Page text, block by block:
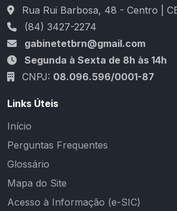
Rua Rui Barbosa, 48 - Centro |
(84) 3427-2274
gabinetetbrn@gmail.com
Segunda à Sexta de 8h às 14h
CNPJ: 08.096.596/0001-87
Links Úteis
Início
Perguntas Frequentes
Glossário
Mapa do Site
Acesso à Informação (e-SIC)